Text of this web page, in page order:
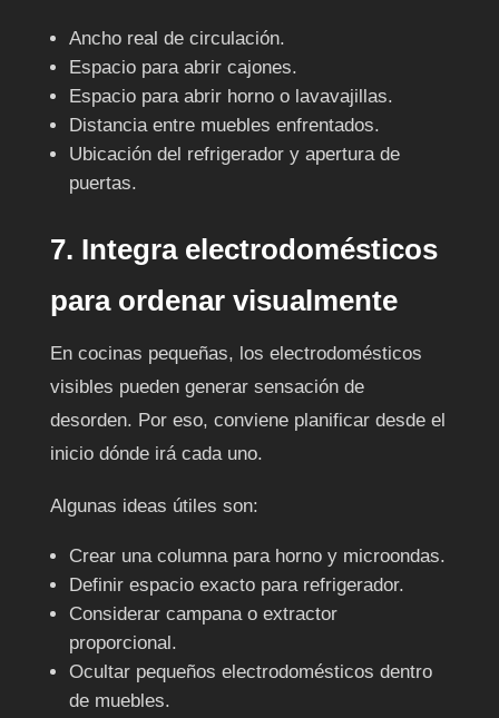
Ancho real de circulación.
Espacio para abrir cajones.
Espacio para abrir horno o lavavajillas.
Distancia entre muebles enfrentados.
Ubicación del refrigerador y apertura de
puertas.
7. Integra electrodomésticos
para ordenar visualmente
En cocinas pequeñas, los electrodomésticos
visibles pueden generar sensación de
desorden. Por eso, conviene planificar desde el
inicio dónde irá cada uno.
Algunas ideas útiles son:
Crear una columna para horno y microondas.
Definir espacio exacto para refrigerador.
Considerar campana o extractor
proporcional.
Ocultar pequeños electrodomésticos dentro
de muebles.